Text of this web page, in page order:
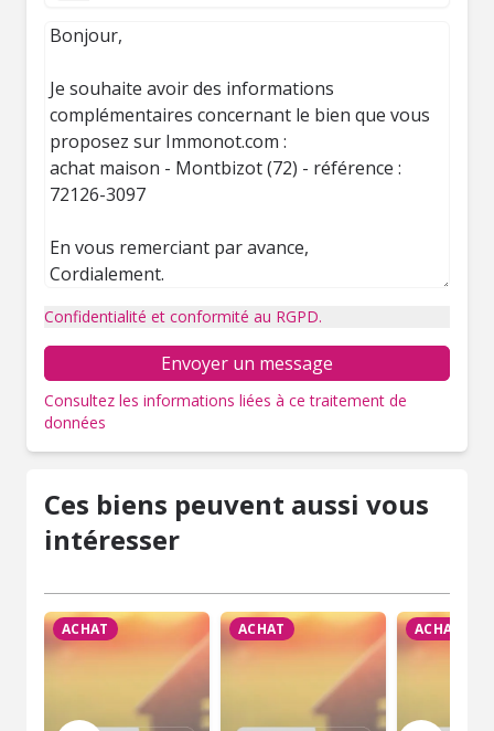
Confidentialité et conformité au RGPD.
Envoyer un message
Consultez les informations liées à ce traitement de
données
Ces biens peuvent aussi vous
intéresser
ACHAT ACHAT ACHAT